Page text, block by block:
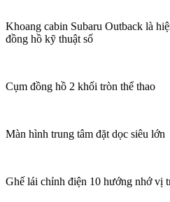
Khoang cabin Subaru Outback là
đồng hồ kỹ thuật số
Cụm đồng hồ 2 khối tròn thể thao
Màn hình trung tâm đặt dọc siêu lớn
Ghế lái chỉnh điện 10 hướng nhớ vị